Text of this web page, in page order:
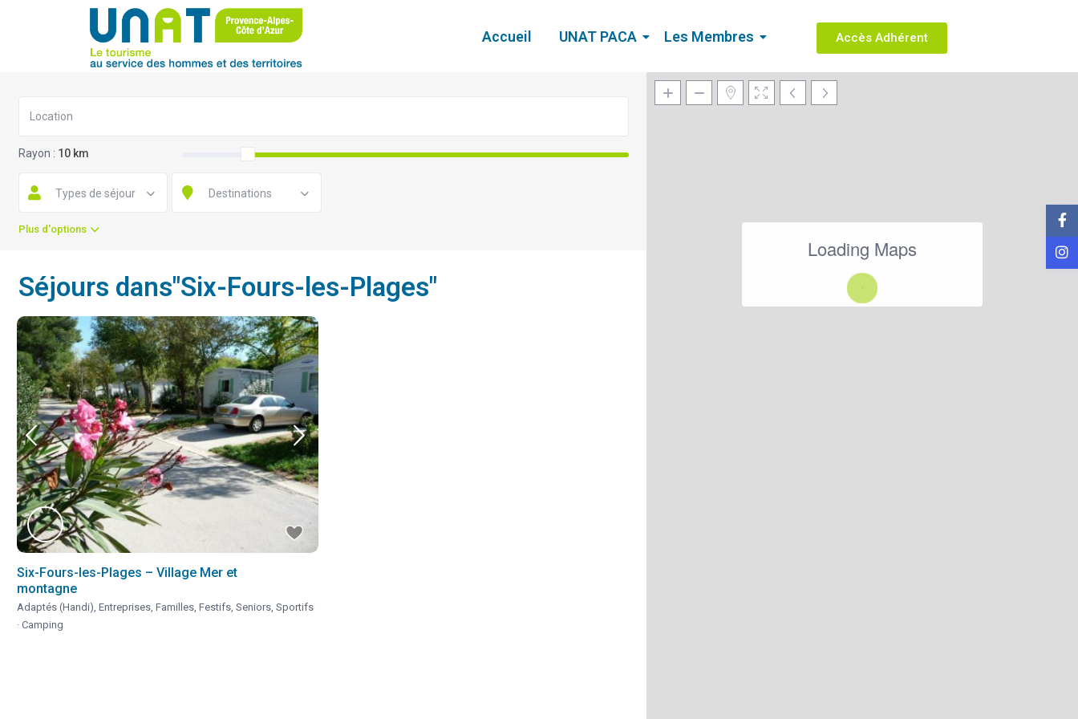
Accueil UNAT PACA Les Membres Accès Adhérent
Loading Maps
Rayon : 10 km
Types de séjour Destinations
Plus d'options
Séjours dans"Six-Fours-les-Plages"
Six-Fours-les-Plages – Village Mer et
montagne
Adaptés (Handi) Entreprises Familles Festifs Seniors Sportifs
· Camping